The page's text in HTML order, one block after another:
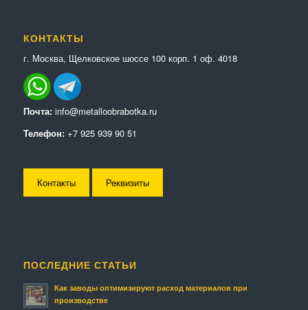
КОНТАКТЫ
г. Москва, Щелковское шоссе 100 корп. 1 оф. 4018
Почта: info@metalloobrabotka.ru
Телефон: +7 925 939 90 51
Контакты Реквизиты
ПОСЛЕДНИЕ СТАТЬИ
Как заводы оптимизируют расход материалов при
производстве